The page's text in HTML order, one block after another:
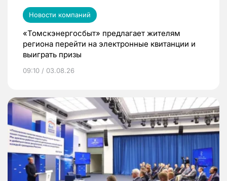
Новости компаний
«Томскэнергосбыт» предлагает жителям
региона перейти на электронные квитанции и
выиграть призы
09:10 / 03.08.26